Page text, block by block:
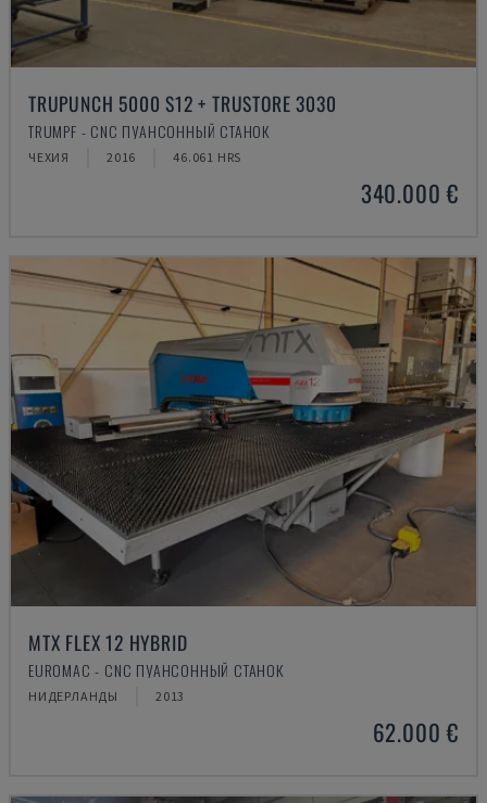
TRUPUNCH 5000 S12 + TRUSTORE 3030
TRUMPF - CNC ПУАНСОННЫЙ СТАНОК
ЧЕХИЯ 2016 46.061 HRS
340.000 €
MTX FLEX 12 HYBRID
EUROMAC - CNC ПУАНСОННЫЙ СТАНОК
НИДЕРЛАНДЫ 2013
62.000 €